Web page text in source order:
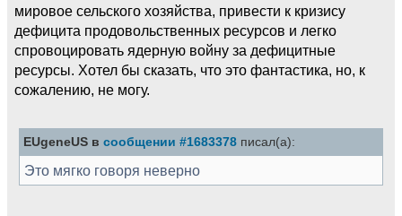
мировое сельского хозяйства, привести к кризису
дефицита продовольственных ресурсов и легко
спровоцировать ядерную войну за дефицитные
ресурсы. Хотел бы сказать, что это фантастика, но, к
сожалению, не могу.
EUgeneUS в сообщении #1683378 писал(а):
Это мягко говоря неверно